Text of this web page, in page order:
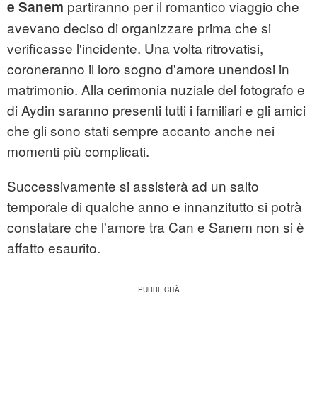
e Sanem partiranno per il romantico viaggio che
avevano deciso di organizzare prima che si
verificasse l'incidente. Una volta ritrovatisi,
coroneranno il loro sogno d'amore unendosi in
matrimonio. Alla cerimonia nuziale del fotografo e
di Aydin saranno presenti tutti i familiari e gli amici
che gli sono stati sempre accanto anche nei
momenti più complicati.
Successivamente si assisterà ad un salto
temporale di qualche anno e innanzitutto si potrà
constatare che l'amore tra Can e Sanem non si è
affatto esaurito.